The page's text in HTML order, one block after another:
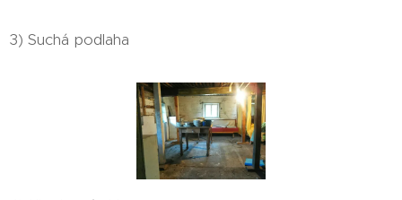
3) Suchá podlaha